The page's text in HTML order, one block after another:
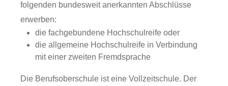
folgenden bundesweit anerkannten Abschlüsse
erwerben:
die fachgebundene Hochschulreife oder
die allgemeine Hochschulreife in Verbindung
mit einer zweiten Fremdsprache
Die Berufsoberschule ist eine Vollzeitschule. Der